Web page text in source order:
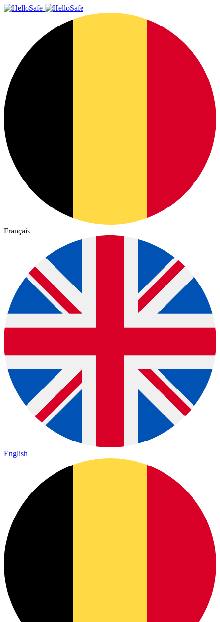
Français
English